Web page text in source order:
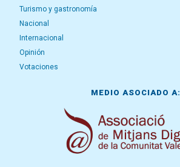
Turismo y gastronomía
Nacional
Internacional
Opinión
Votaciones
MEDIO ASOCIADO A: